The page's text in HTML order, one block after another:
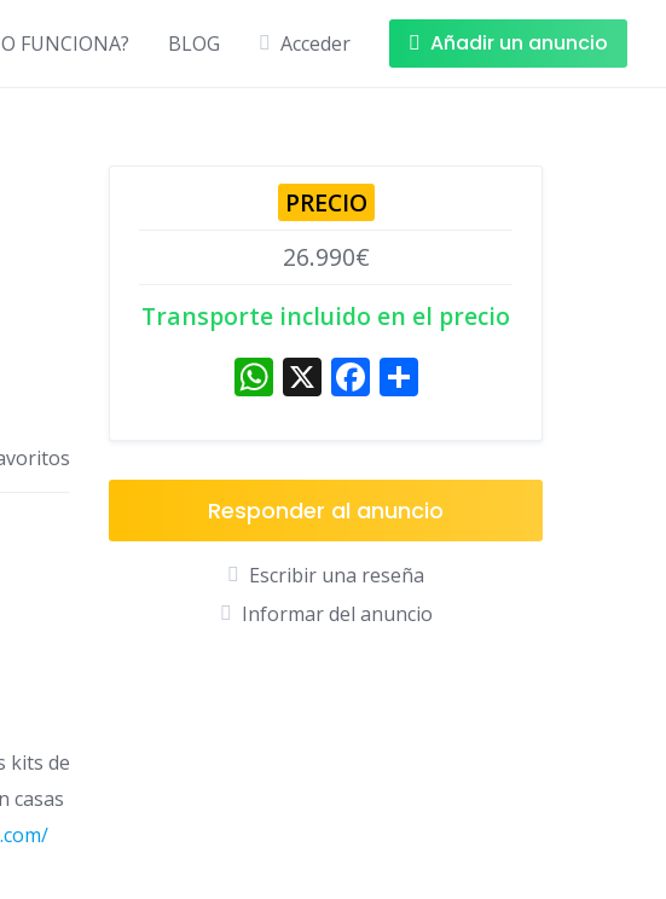
FUNCIONA? BLOG Acceder Añadir un anuncio
kits de
casas
PRECIO
26.990€
Transporte incluido en el precio
W
s
A
p
p
X F
e
b
o
o
p
ar
r
Responder al anuncio
Escribir una reseña
Informar del anuncio
+Info